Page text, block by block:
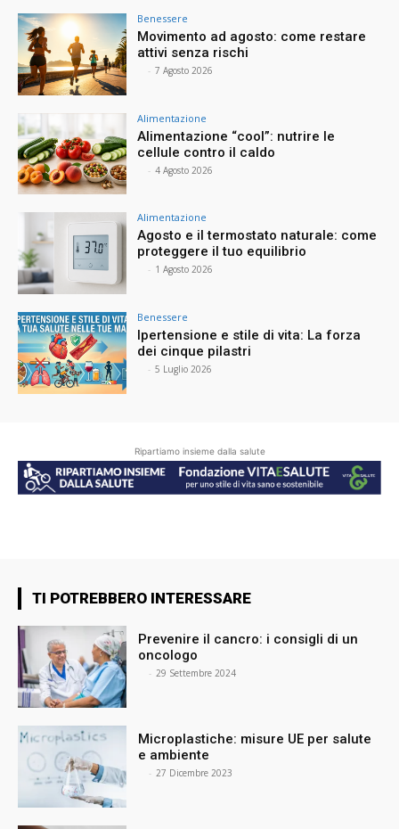
Benessere
Movimento ad agosto: come restare
attivi senza rischi
- 7 Agosto 2026
Alimentazione
Alimentazione “cool”: nutrire le
cellule contro il caldo
- 4 Agosto 2026
Alimentazione
Agosto e il termostato naturale: come
proteggere il tuo equilibrio
- 1 Agosto 2026
Benessere
Ipertensione e stile di vita: La forza
dei cinque pilastri
- 5 Luglio 2026
Ripartiamo insieme dalla salute
TI POTREBBERO INTERESSARE
Prevenire il cancro: i consigli di un
oncologo
- 29 Settembre 2024
Microplastiche: misure UE per salute
e ambiente
- 27 Dicembre 2023